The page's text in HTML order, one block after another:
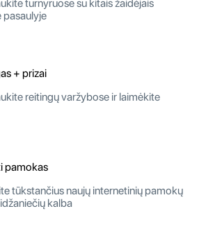
turnyruose su kitais žaidėjais
pasaulyje
+ prizai
reitingų varžybose ir laimėkite
pamokas
tūkstančius naujų internetinių pamokų
kalba